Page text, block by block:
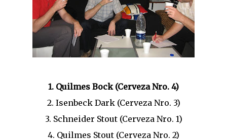
1. Quilmes Bock (Cerveza Nro. 4)
2. Isenbeck Dark (Cerveza Nro. 3)
3. Schneider Stout (Cerveza Nro. 1)
4. Quilmes Stout (Cerveza Nro. 2)